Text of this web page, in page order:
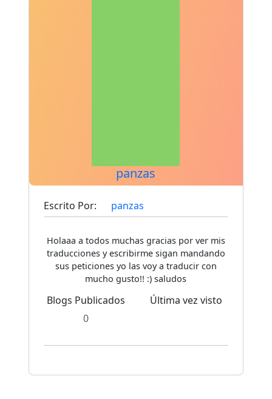
panzas
Escrito Por: panzas
Holaaa a todos muchas gracias por ver mis
traducciones y escribirme sigan mandando
sus peticiones yo las voy a traducir con
mucho gusto!! :) saludos
Blogs Publicados
0
Última vez visto